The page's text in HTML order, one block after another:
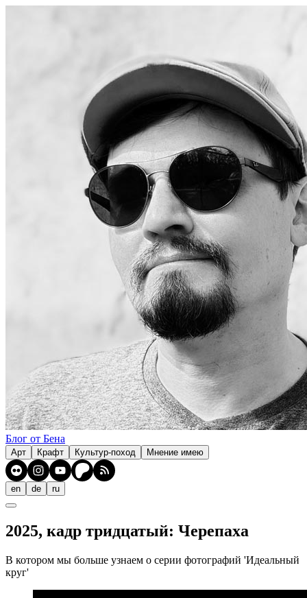
Блог от Бена
Арт Крафт Культур-поход Мнение имею
en de ru
2025, кадр тридцатый: Черепаха
В котором мы больше узнаем о серии фотографий 'Идеальный
круг'